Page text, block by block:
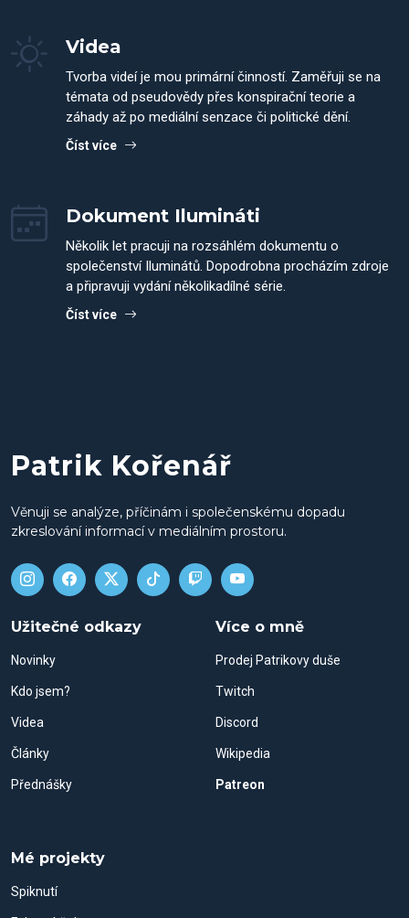
Videa
Tvorba videí je mou primární činností. Zaměřuji se na
témata od pseudovědy přes konspirační teorie a
záhady až po mediální senzace či politické dění.
Číst více
Dokument Ilumináti
Několik let pracuji na rozsáhlém dokumentu o
společenství Iluminátů. Dopodrobna procházím zdroje
a připravuji vydání několikadílné série.
Číst více
Patrik Kořenář
Věnuji se analýze, příčinám i společenskému dopadu
zkreslování informací v mediálním prostoru.
Užitečné odkazy
Novinky
Kdo jsem?
Videa
Články
Přednášky
Více o mně
Prodej Patrikovy duše
Twitch
Discord
Wikipedia
Patreon
Mé projekty
Spiknutí